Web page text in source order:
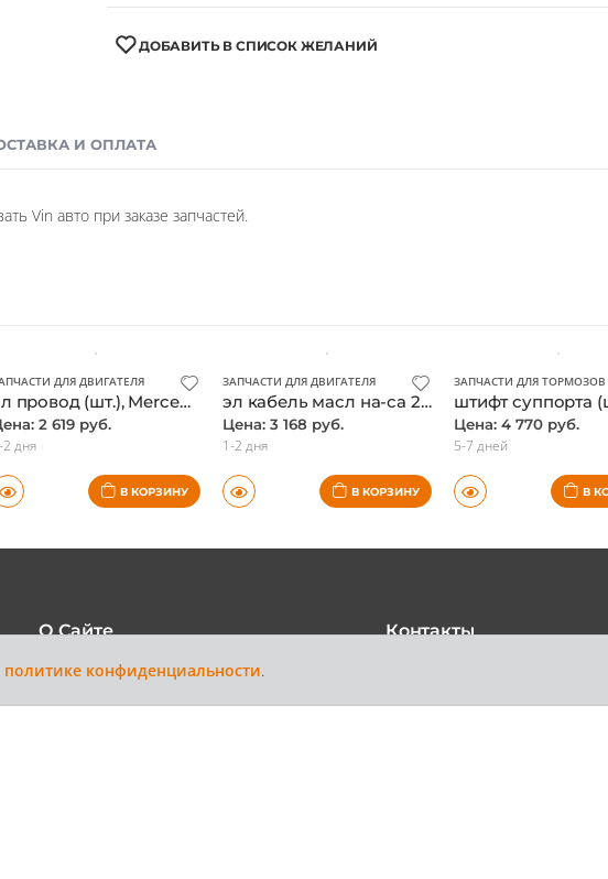
политике конфиденциальности.
ДОБАВИТЬ В СПИСОК ЖЕЛАНИЙ
И ОПЛАТА
Vin авто при заказе запчастей.
ДЛЯ ДВИГАТЕЛЯ
эл провод (шт.), Mercedes, оригинал
2 619 руб.
2 дня
В КОРЗИНУ
ЗАПЧАСТИ ДЛЯ ДВИГАТЕЛЯ
эл кабель масл на-са 2741500120 (шт.), Mercedes, оригинал
Цена: 3 168 руб.
1-2 дня
В КОРЗИНУ
ЗАПЧАСТИ ДЛЯ
Цена: 4 770 руб.
5-7 дней
В
О Сайте
Каталог
Контакты
Контакты
+7 /800/301-97-01